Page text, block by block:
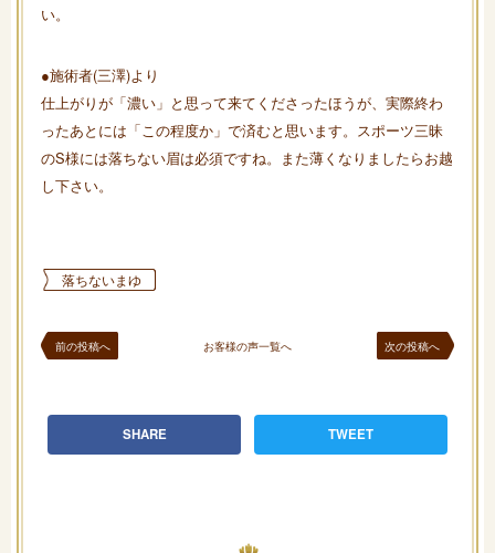
い。
●施術者(三澤)より
仕上がりが「濃い」と思って来てくださったほうが、実際終わ
ったあとには「この程度か」で済むと思います。スポーツ三昧
のS様には落ちない眉は必須ですね。また薄くなりましたらお越
し下さい。
落ちないまゆ
前の投稿へ お客様の声一覧へ 次の投稿へ
SHARE TWEET